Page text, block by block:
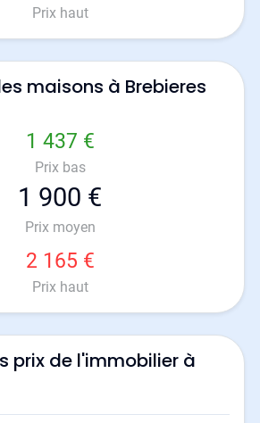
Prix haut
maisons à Brebieres
1 437 €
Prix bas
1 900 €
Prix moyen
2 165 €
Prix haut
prix de l'immobilier à